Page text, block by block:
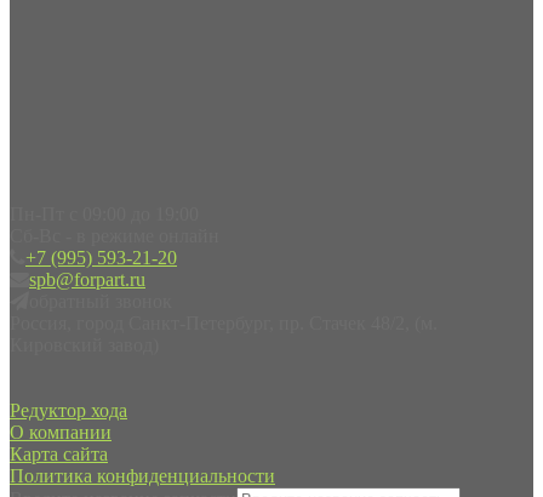
+7 (995) 593-21-20
spb@forpart.ru
Редуктор хода
О компании
Карта сайта
Политика конфиденциальности